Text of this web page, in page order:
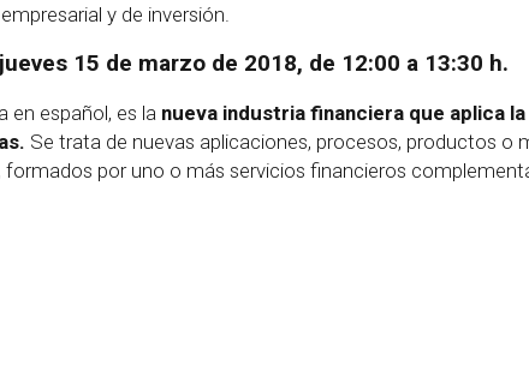
y de inversión.
15 de marzo de 2018, de 12:00 a 13:30 h.
en español, es la nueva industria financiera que aplica la
Se trata de nuevas aplicaciones, procesos, productos o
por uno o más servicios financieros